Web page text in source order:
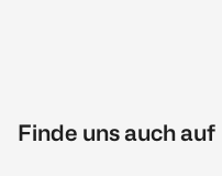
Finde uns auch auf